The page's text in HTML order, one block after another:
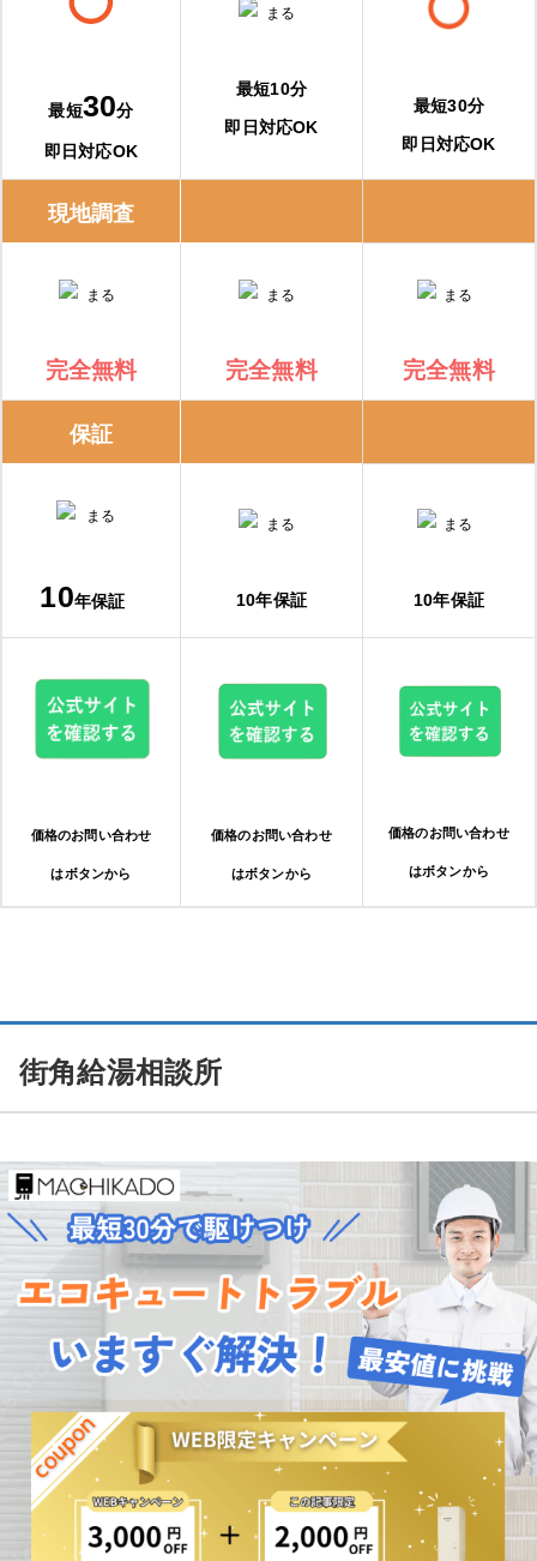
最短30分
即日対応OK
最短10分
即日対応OK
最短30分
即日対応OK
現地調査
完全無料 完全無料 完全無料
保証
10年保証 10年保証 10年保証
価格のお問い合わせ
はボタンから
価格のお問い合わせ
はボタンから
価格のお問い合わせ
はボタンから
街角給湯相談所